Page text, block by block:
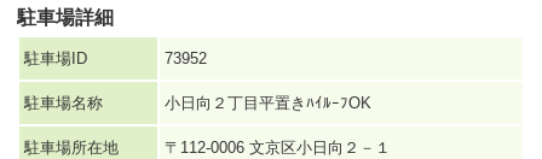
駐車場詳細
駐車場ID 73952
駐車場名称 小日向２丁目平置きﾊｲﾙｰﾌOK
駐車場所在地 〒112-0006 文京区小日向２－１